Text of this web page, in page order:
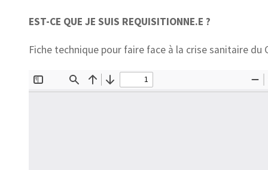
EST-CE QUE JE SUIS REQUISITIONNE.E ?
Fiche technique pour faire face à la crise sanitaire du